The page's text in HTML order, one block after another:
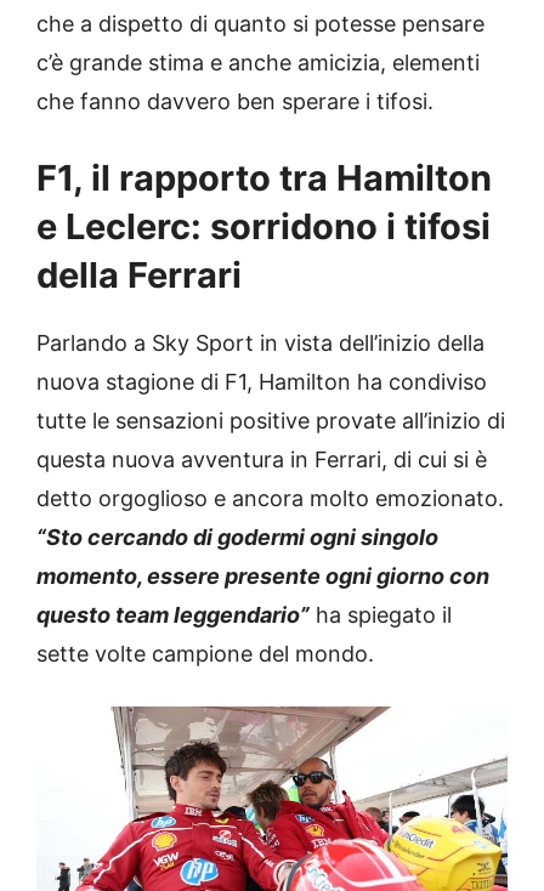
che a dispetto di quanto si potesse pensare
c’è grande stima e anche amicizia, elementi
che fanno davvero ben sperare i tifosi.
F1, il rapporto tra Hamilton
e Leclerc: sorridono i tifosi
della Ferrari
Parlando a Sky Sport in vista dell’inizio della
nuova stagione di F1, Hamilton ha condiviso
tutte le sensazioni positive provate all’inizio di
questa nuova avventura in Ferrari, di cui si è
detto orgoglioso e ancora molto emozionato.
“Sto cercando di godermi ogni singolo
momento, essere presente ogni giorno con
questo team leggendario” ha spiegato il
sette volte campione del mondo.